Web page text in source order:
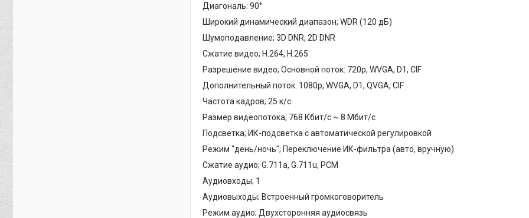
Диагональ: 90°
Широкий динамический диапазон; WDR (120 дБ)
Шумоподавление; 3D DNR, 2D DNR
Сжатие видео; H.264, H.265
Разрешение видео; Основной поток: 720p, WVGA, D1, CIF
Дополнительный поток: 1080p, WVGA, D1, QVGA, CIF
Частота кадров; 25 к/с
Размер видеопотока; 768 Кбит/с ~ 8 Мбит/с
Подсветка; ИК-подсветка с автоматической регулировкой
Режим "день/ночь"; Переключение ИК-фильтра (авто, вручную)
Сжатие аудио; G.711a, G.711u, PCM
Аудиовходы; 1
Аудиовыходы; Встроенный громкоговоритель
Режим аудио; Двухсторонняя аудиосвязь